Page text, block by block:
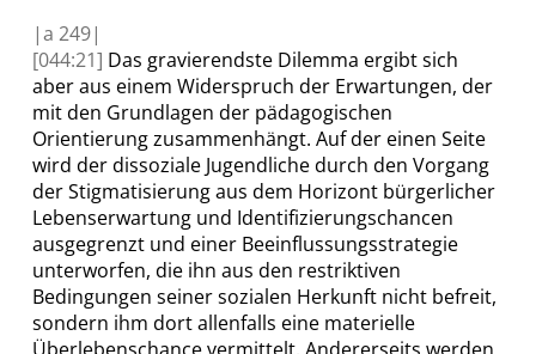
|a 249|
[044:21] Das gravierendste Dilemma ergibt sich
aber aus einem Widerspruch der Erwartungen, der
mit den Grundlagen der pädagogischen
Orientierungzusammenhängt. Auf der einen Seite
wird der dissoziale Jugendliche durch den Vorgang
der Stigmatisierung aus dem Horizont bürgerlicher
Lebenserwartung und Identifizierungschancen
ausgegrenzt und einer Beeinflussungsstrategie
unterworfen, die ihn aus den restriktiven
Bedingungen seiner sozialen Herkunft nicht befreit,
sondern ihm dort allenfalls eine materielle